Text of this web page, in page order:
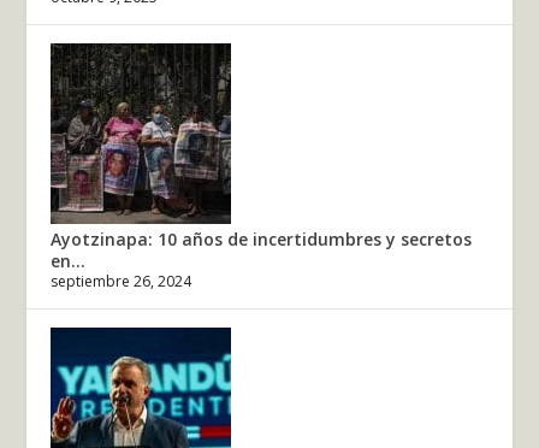
Ayotzinapa: 10 años de incertidumbres y secretos
en...
septiembre 26, 2024